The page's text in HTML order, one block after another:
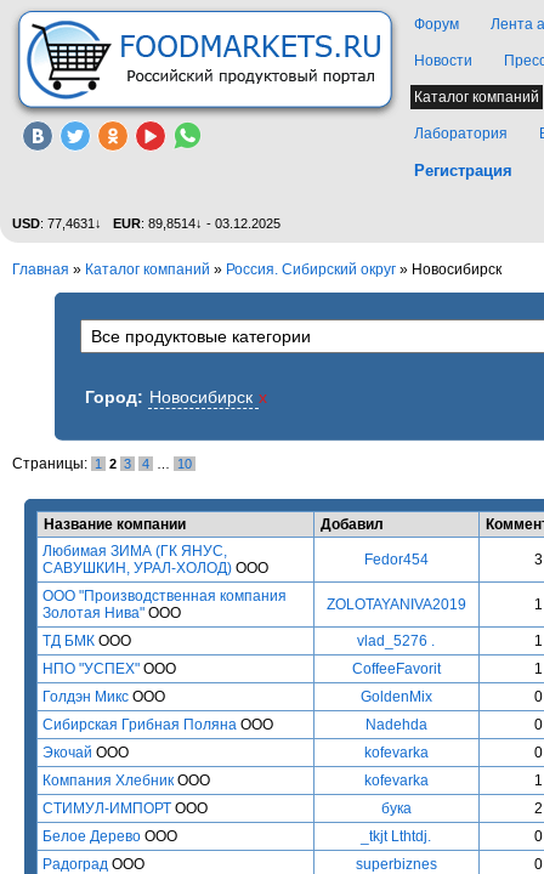
Форум Лента
Новости
Каталог компаний
Лаборатория
Регистрация
USD: 77,4631↓ EUR: 89,8514↓ - 03.12.2025
Главная » Каталог компаний » Россия. Сибирский округ » Новосибирск
Город: Новосибирск x
Страницы: 1 2 3 4 10
Название компании Добавил
Любимая ЗИМА (ГК ЯНУС,
САВУШКИН, УРАЛ-ХОЛОД) ООО Fedor454 3
ООО "Производственная компания
Золотая Нива" ООО ZOLOTAYANIVA2019 1
ТД БМК ООО vlad_5276 .
1
НПО "УСПЕХ" ООО CoffeeFavorit
1
Голдэн Микс ООО GoldenMix
0
Сибирская Грибная Поляна ООО Nadehda
0
Экочай ООО kofevarka
0
Компания Хлебник ООО kofevarka
1
СТИМУЛ-ИМПОРТ ООО бука
2
Белое Дерево ООО _tkjt Lthtdj.
0
Радоград ООО superbiznes
0